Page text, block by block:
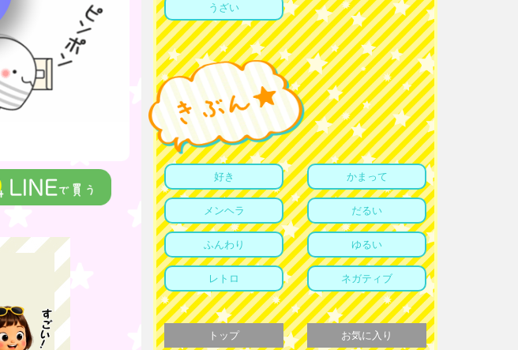
うざい
好き かまって
メンヘラ だるい
ふんわり ゆるい
レトロ ネガティブ
トップ お気に入り